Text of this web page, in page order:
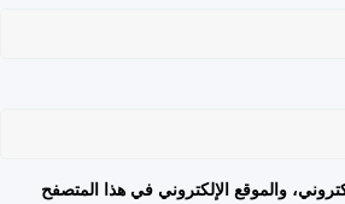
والموقع الإلكتروني في هذا المتصفح